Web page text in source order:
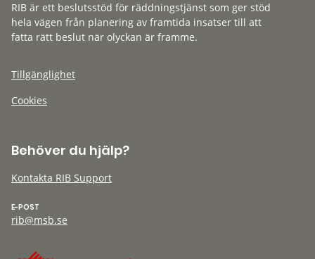
RIB är ett beslutsstöd för räddningstjänst som ger stöd
hela vägen från planering av framtida insatser till att
fatta rätt beslut när olyckan är framme.
Tillgänglighet
Cookies
Behöver du hjälp?
Kontakta RIB Support
E-POST
rib@msb.se